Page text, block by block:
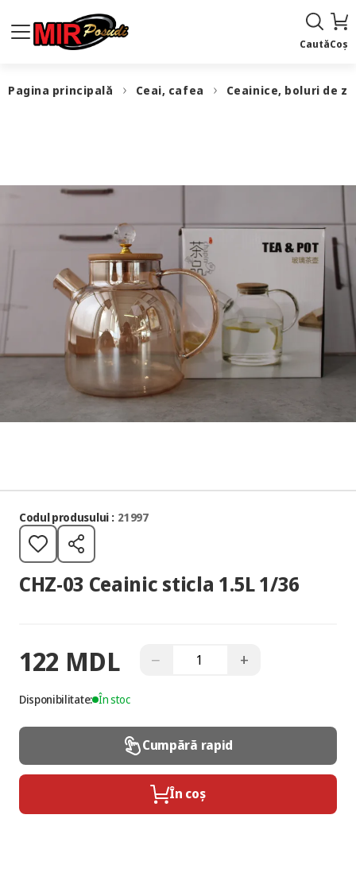
CautăCoș
Pagina principală Ceai, cafea Ceainice, boluri de
Codul produsului : 21997
CHZ-03 Ceainic sticla 1.5L 1/36
122 MDL − +
Disponibilitate: În stoc
Cumpără rapid
În coș